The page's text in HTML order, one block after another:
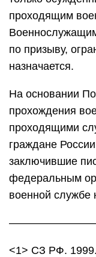
проходящим
по призыву,
назначается.
На основании
прохождения
проходящими
граждане
заключившие
федеральным
военной службе
<1> СЗ РФ.